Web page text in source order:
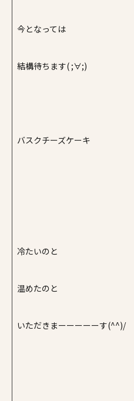
今となっては
結構待ちます( ;∀;)
バスクチーズケーキ
冷たいのと
温めたのと
いただきまーーーーーす(^^)/